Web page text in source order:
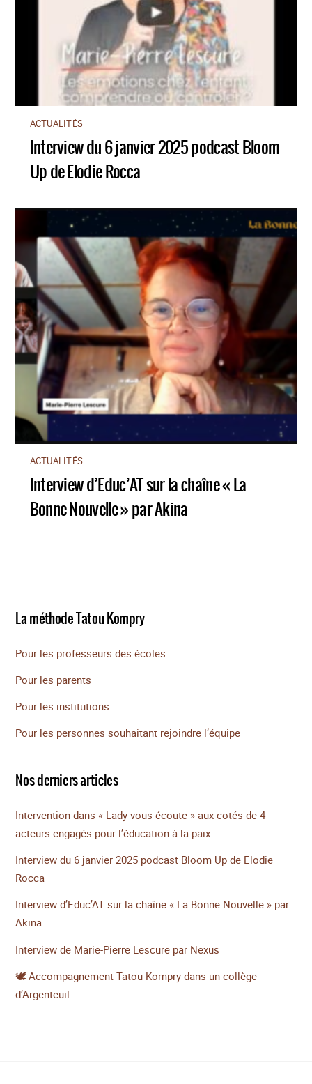
ACTUALITÉS
Interview du 6 janvier 2025 podcast Bloom
Up de Elodie Rocca
ACTUALITÉS
Interview d’Educ’AT sur la chaîne « La
Bonne Nouvelle » par Akina
La méthode Tatou Kompry
Pour les professeurs des écoles
Pour les parents
Pour les institutions
Pour les personnes souhaitant rejoindre l’équipe
Nos derniers articles
Intervention dans « Lady vous écoute » aux cotés de 4
acteurs engagés pour l’éducation à la paix
Interview du 6 janvier 2025 podcast Bloom Up de Elodie
Rocca
Interview d’Educ’AT sur la chaîne « La Bonne Nouvelle » par
Akina
Interview de Marie-Pierre Lescure par Nexus
🕊️ Accompagnement Tatou Kompry dans un collège
d’Argenteuil